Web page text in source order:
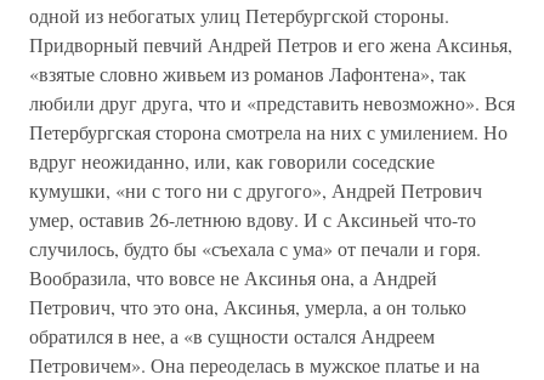
одной из небогатых улиц Петербургской стороны.
Придворный певчий Андрей Петров и его жена Аксинья,
«взятые словно живьем из романов Лафонтена», так
любили друг друга, что и «представить невозможно». Вся
Петербургская сторона смотрела на них с умилением. Но
вдруг неожиданно, или, как говорили соседские
кумушки, «ни с того ни с другого», Андрей Петрович
умер, оставив 26-летнюю вдову. И с Аксиньей что-то
случилось, будто бы «съехала с ума» от печали и горя.
Вообразила, что вовсе не Аксинья она, а Андрей
Петрович, что это она, Аксинья, умерла, а он только
обратился в нее, а «в сущности остался Андреем
Петровичем». Она переоделась в мужское платье и на